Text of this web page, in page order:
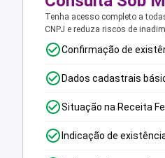
Tenha acesso completo a
CNPJ e reduza riscos de
Confirmação de
Dados cadastrais
Situação na Receita
Indicação de